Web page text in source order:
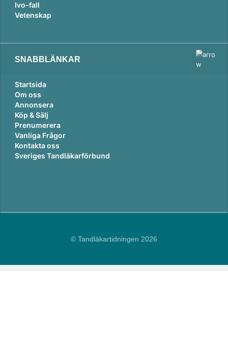
Ivo-fall
Vetenskap
SNABBLÄNKAR
Startsida
Om oss
Annonsera
Köp & Sälj
Prenumerera
Vanliga Frågor
Kontakta oss
Sveriges Tandläkarförbund
© Tandläkartidningen 2026